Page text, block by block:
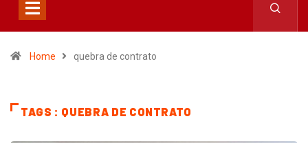
Home quebra de contrato
TAGS : QUEBRA DE CONTRATO